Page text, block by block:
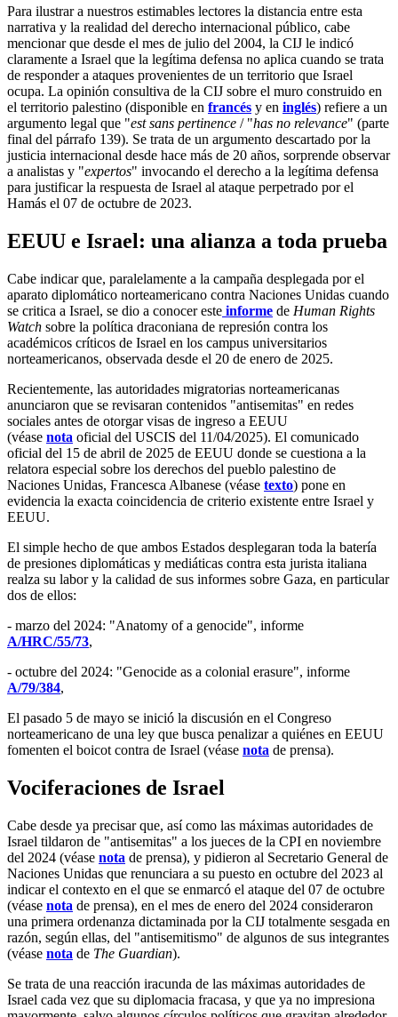
Para ilustrar a nuestros estimables lectores la distancia entre esta
narrativa y la realidad del derecho internacional público, cabe
mencionar que desde el mes de julio del 2004, la CIJ le indicó
claramente a Israel que la legítima defensa no aplica cuando se trata
de responder a ataques provenientes de un territorio que Israel
ocupa. La opinión consultiva de la CIJ sobre el muro construido en
el territorio palestino (disponible en francés y en inglés) refiere a un
argumento legal que "est sans pertinence / "has no relevance" (parte
final del párrafo 139). Se trata de un argumento descartado por la
justicia internacional desde hace más de 20 años, sorprende observar
a analistas y "expertos" invocando el derecho a la legítima defensa
para justificar la respuesta de Israel al ataque perpetrado por el
Hamás el 07 de octubre de 2023.
EEUU e Israel: una alianza a toda prueba
Cabe indicar que, paralelamente a la campaña desplegada por el
aparato diplomático norteamericano contra Naciones Unidas cuando
se critica a Israel, se dio a conocer este informe de Human Rights
Watch sobre la política draconiana de represión contra los
académicos críticos de Israel en los campus universitarios
norteamericanos, observada desde el 20 de enero de 2025.
Recientemente, las autoridades migratorias norteamericanas
anunciaron que se revisaran contenidos "antisemitas" en redes
sociales antes de otorgar visas de ingreso a EEUU
(véase nota oficial del USCIS del 11/04/2025). El comunicado
oficial del 15 de abril de 2025 de EEUU donde se cuestiona a la
relatora especial sobre los derechos del pueblo palestino de
Naciones Unidas, Francesca Albanese (véase texto) pone en
evidencia la exacta coincidencia de criterio existente entre Israel y
EEUU.
El simple hecho de que ambos Estados desplegaran toda la batería
de presiones diplomáticas y mediáticas contra esta jurista italiana
realza su labor y la calidad de sus informes sobre Gaza, en particular
dos de ellos:
- marzo del 2024: "Anatomy of a genocide", informe
A/HRC/55/73,
- octubre del 2024: "Genocide as a colonial erasure", informe
A/79/384,
El pasado 5 de mayo se inició la discusión en el Congreso
norteamericano de una ley que busca penalizar a quiénes en EEUU
fomenten el boicot contra de Israel (véase nota de prensa).
Vociferaciones de Israel
Cabe desde ya precisar que, así como las máximas autoridades de
Israel tildaron de "antisemitas" a los jueces de la CPI en noviembre
del 2024 (véase nota de prensa), y pidieron al Secretario General de
Naciones Unidas que renunciara a su puesto en octubre del 2023 al
indicar el contexto en el que se enmarcó el ataque del 07 de octubre
(véase nota de prensa), en el mes de enero del 2024 consideraron
una primera ordenanza dictaminada por la CIJ totalmente sesgada en
razón, según ellas, del "antisemitismo" de algunos de sus integrantes
(véase nota de The Guardian).
Se trata de una reacción iracunda de las máximas autoridades de
Israel cada vez que su diplomacia fracasa, y que ya no impresiona